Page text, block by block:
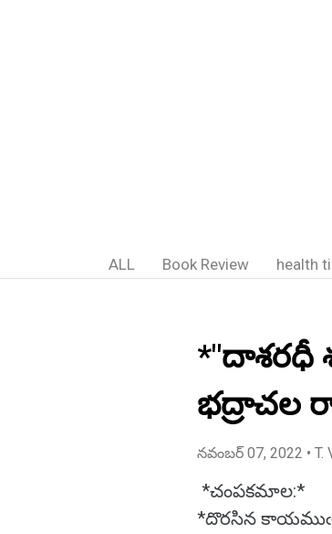
ALL Book Review health
*"దాశరధీ
భద్రాచల
నవంబర్ 07, 2022 • T.
*చంపకమాల:*
*దొరసిన